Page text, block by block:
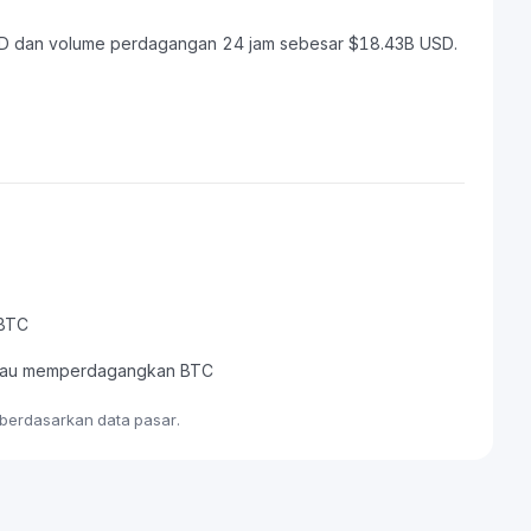
dan volume perdagangan 24 jam sebesar $18.43B USD.
memperdagangkan BTC
data pasar.